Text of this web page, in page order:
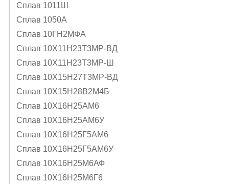
Сплав 1011Ш
Сплав 1050А
Сплав 10ГН2МФА
Сплав 10Х11Н23Т3МР-ВД
Сплав 10Х11Н23Т3МР-Ш
Сплав 10Х15Н27Т3МР-ВД
Сплав 10Х15Н28В2М4Б
Сплав 10Х16Н25АМ6
Сплав 10Х16Н25АМ6У
Сплав 10Х16Н25Г5АМ6
Сплав 10Х16Н25Г5АМ6У
Сплав 10Х16Н25М6АФ
Сплав 10Х16Н25М6Г6